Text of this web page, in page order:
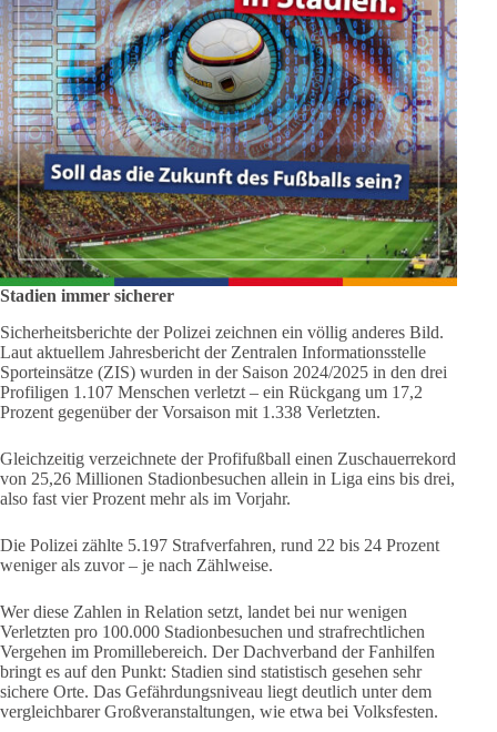
Stadien immer sicherer
Sicherheitsberichte der Polizei zeichnen ein völlig anderes Bild.
Laut aktuellem Jahresbericht der Zentralen Informationsstelle
Sporteinsätze (ZIS) wurden in der Saison 2024/2025 in den drei
Profiligen 1.107 Menschen verletzt – ein Rückgang um 17,2
Prozent gegenüber der Vorsaison mit 1.338 Verletzten.
Gleichzeitig verzeichnete der Profifußball einen Zuschauerrekord
von 25,26 Millionen Stadionbesuchen allein in Liga eins bis drei,
also fast vier Prozent mehr als im Vorjahr.
Die Polizei zählte 5.197 Strafverfahren, rund 22 bis 24 Prozent
weniger als zuvor – je nach Zählweise.
Wer diese Zahlen in Relation setzt, landet bei nur wenigen
Verletzten pro 100.000 Stadionbesuchen und strafrechtlichen
Vergehen im Promillebereich. Der Dachverband der Fanhilfen
bringt es auf den Punkt: Stadien sind statistisch gesehen sehr
sichere Orte. Das Gefährdungsniveau liegt deutlich unter dem
vergleichbarer Großveranstaltungen, wie etwa bei Volksfesten.